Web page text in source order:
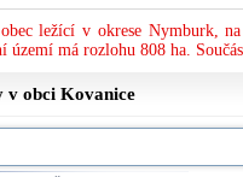
ležící v okrese Nymburk,
území má rozlohu 808 ha.
obci Kovanice